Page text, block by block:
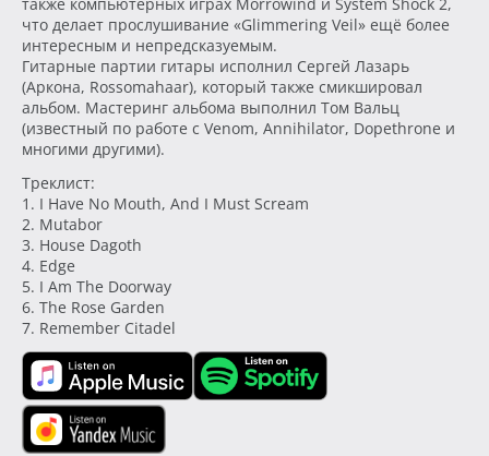
что делает прослушивание «Glimmering Veil» ещё более
интересным и непредсказуемым.
Гитарные партии гитары исполнил Сергей Лазарь
(Аркона, Rossomahaar), который также смикшировал
альбом. Мастеринг альбома выполнил Том Вальц
(известный по работе с Venom, Annihilator, Dopethrone и
многими другими).
Треклист:
1. I Have No Mouth, And I Must Scream
2. Mutabor
3. House Dagoth
4. Edge
5. I Am The Doorway
6. The Rose Garden
7. Remember Citadel